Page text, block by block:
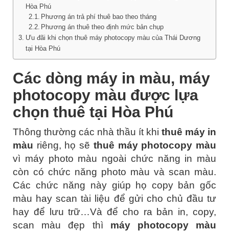
Hòa Phú
Phương án trả phí thuê bao theo tháng
Phương án thuê theo định mức bản chụp
Ưu đãi khi chọn thuê máy photocopy màu của Thái Dương
tại Hòa Phú
Các dòng máy in màu, máy
photocopy màu được lựa
chọn thuê tại Hòa Phú
Thông thường các nhà thầu ít khi thuê máy in
màu riêng, họ sẽ thuê máy photocopy màu
vì máy photo màu ngoài chức năng in màu
còn có chức năng photo màu và scan màu.
Các chức năng này giúp họ copy bản gốc
màu hay scan tài liệu để gửi cho chủ đầu tư
hay để lưu trữ…Và để cho ra bản in, copy,
scan màu đẹp thì máy photocopy màu